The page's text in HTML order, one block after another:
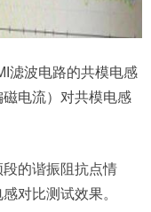
滤波电路的共模电感
电流）对共模电感
的谐振阻抗点情
对比测试效果。